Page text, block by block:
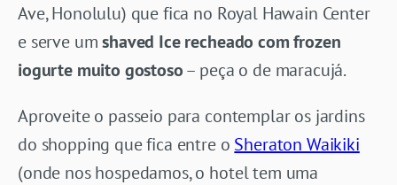
Ave, Honolulu) que fica no Royal Hawain Center
e serve umshaved Ice recheado com frozen
iogurte muito gostoso– peça o de maracujá.
Aproveite o passeio para contemplar os jardins
do shopping que fica entre o Sheraton Waikiki
(onde nos hospedamos, o hotel tem uma